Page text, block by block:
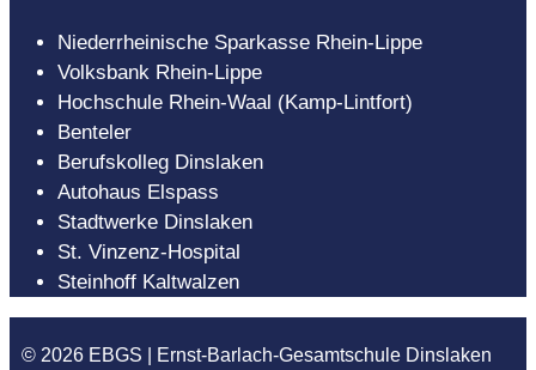
Niederrheinische Sparkasse Rhein-Lippe
Volksbank Rhein-Lippe
Hochschule Rhein-Waal (Kamp-Lintfort)
Benteler
Berufskolleg Dinslaken
Autohaus Elspass
Stadtwerke Dinslaken
St. Vinzenz-Hospital
Steinhoff Kaltwalzen
© 2026 EBGS | Ernst-Barlach-Gesamtschule Dinslaken